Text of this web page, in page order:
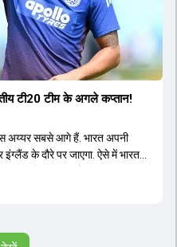
टी20 टीम के अगले कप्तान!
अय्यर सबसे आगे हैं. भारत अपनी
के दौरे पर जाएगा. ऐसे में भारत
मिल सकता है.